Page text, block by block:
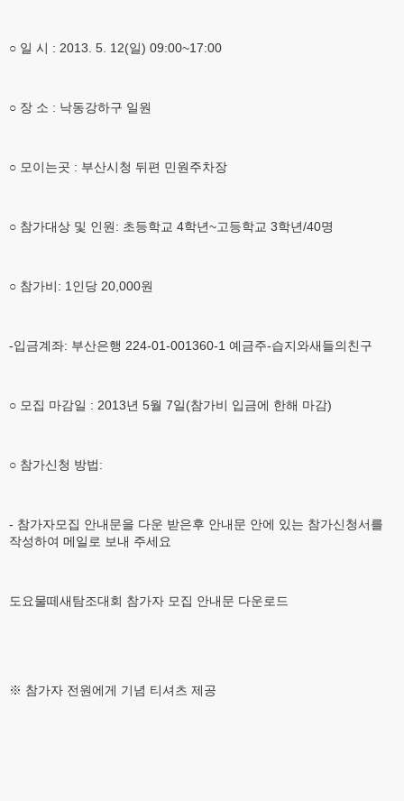
○ 일 시 : 2013. 5. 12(일) 09:00~17:00
○ 장 소 : 낙동강하구 일원
○ 모이는곳 : 부산시청 뒤편 민원주차장
○ 참가대상 및 인원: 초등학교 4학년~고등학교 3학년/40명
○ 참가비: 1인당 20,000원
-입금계좌: 부산은행 224-01-001360-1 예금주-습지와새들의친구
○ 모집 마감일 : 2013년 5월 7일(참가비 입금에 한해 마감)
○ 참가신청 방법:
- 참가자모집 안내문을 다운 받은후 안내문 안에 있는 참가신청서를
작성하여 메일로 보내 주세요
도요물떼새탐조대회 참가자 모집 안내문 다운로드
※ 참가자 전원에게 기념 티셔츠 제공